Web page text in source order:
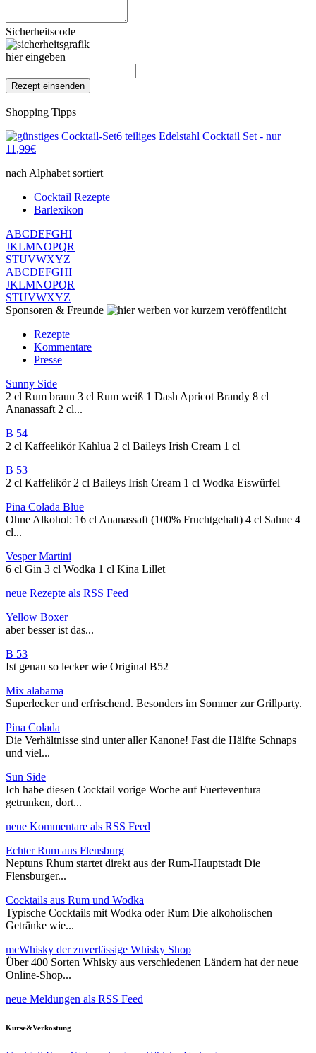
Sicherheitscode
hier eingeben
Shopping Tipps
6 teiliges Edelstahl Cocktail Set - nur
11,99€
nach Alphabet sortiert
Cocktail Rezepte
Barlexikon
ABCDEFGHI
JKLMNOPQR
STUVWXYZ
ABCDEFGHI
JKLMNOPQR
STUVWXYZ
Sponsoren & Freunde
vor kurzem veröffentlicht
Rezepte
Kommentare
Presse
Sunny Side
2 cl Rum braun 3 cl Rum weiß 1 Dash Apricot Brandy 8 cl
Ananassaft 2 cl...
B 54
2 cl Kaffeelikör Kahlua 2 cl Baileys Irish Cream 1 cl
B 53
2 cl Kaffelikör 2 cl Baileys Irish Cream 1 cl Wodka Eiswürfel
Pina Colada Blue
Ohne Alkohol: 16 cl Ananassaft (100% Fruchtgehalt) 4 cl Sahne 4
cl...
Vesper Martini
6 cl Gin 3 cl Wodka 1 cl Kina Lillet
neue Rezepte als RSS Feed
Yellow Boxer
aber besser ist das...
B 53
Ist genau so lecker wie Original B52
Mix alabama
Superlecker und erfrischend. Besonders im Sommer zur Grillparty.
Pina Colada
Die Verhältnisse sind unter aller Kanone! Fast die Hälfte Schnaps
und viel...
Sun Side
Ich habe diesen Cocktail vorige Woche auf Fuerteventura
getrunken, dort...
neue Kommentare als RSS Feed
Echter Rum aus Flensburg
Neptuns Rhum startet direkt aus der Rum-Hauptstadt Die
Flensburger...
Cocktails aus Rum und Wodka
Typische Cocktails mit Wodka oder Rum Die alkoholischen
Getränke wie...
mcWhisky der zuverlässige Whisky Shop
Über 400 Sorten Whisky aus verschiedenen Ländern hat der neue
Online-Shop...
neue Meldungen als RSS Feed
Kurse&Verkostung